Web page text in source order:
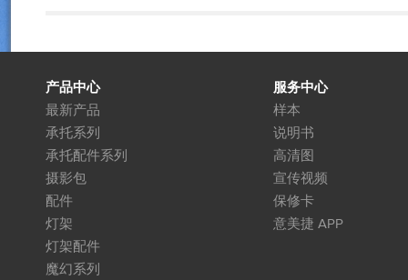
产品中心
最新产品
承托系列
承托配件系列
摄影包
配件
灯架
灯架配件
魔幻系列
服务中心
样本
说明书
高清图
宣传视频
保修卡
意美捷 APP